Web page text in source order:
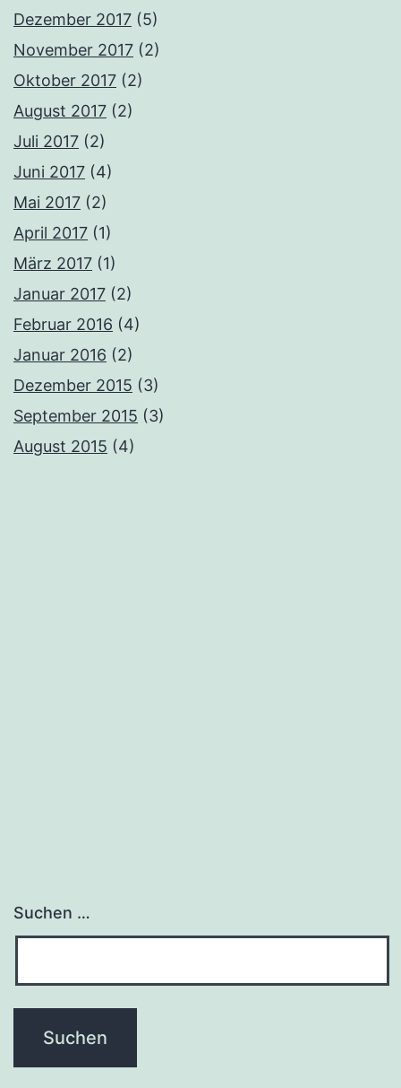
Dezember 2017 (5)
November 2017 (2)
Oktober 2017 (2)
August 2017 (2)
Juli 2017 (2)
Juni 2017 (4)
Mai 2017 (2)
April 2017 (1)
März 2017 (1)
Januar 2017 (2)
Februar 2016 (4)
Januar 2016 (2)
Dezember 2015 (3)
September 2015 (3)
August 2015 (4)
Suchen …